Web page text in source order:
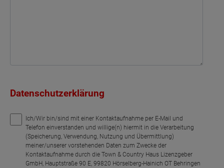
Datenschutzerklärung
Ich/Wir bin/sind mit einer Kontaktaufnahme per E-Mail und
Telefon einverstanden und willige(n) hiermit in die Verarbeitung
(Speicherung, Verwendung, Nutzung und Übermittlung)
meiner/unserer vorstehenden Daten zum Zwecke der
Kontaktaufnahme durch die Town & Country Haus Lizenzgeber
GmbH, Hauptstraße 90 E, 99820 Hörselberg-Hainich OT Behringen